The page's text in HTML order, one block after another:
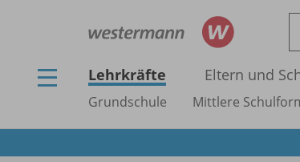
Lehrkräfte Eltern und
Grundschule Mittlere